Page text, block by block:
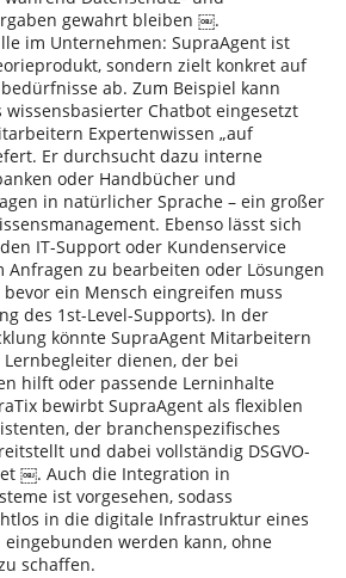
gewahrt bleiben ￼.
im Unternehmen: SupraAgent ist
sondern zielt konkret auf
ab. Zum Beispiel kann
wissensbasierter Chatbot eingesetzt
Expertenwissen „auf
Er durchsucht dazu interne
oder Handbücher und
in natürlicher Sprache – ein großer
Ebenso lässt sich
IT-Support oder Kundenservice
Anfragen zu bearbeiten oder Lösungen
bevor ein Mensch eingreifen muss
des 1st-Level-Supports). In der
könnte SupraAgent Mitarbeitern
dienen, der bei
hilft oder passende Lerninhalte
bewirbt SupraAgent als flexiblen
der branchenspezifisches
und dabei vollständig DSGVO-
￼. Auch die Integration in
ist vorgesehen, sodass
in die digitale Infrastruktur eines
eingebunden werden kann, ohne
schaffen.